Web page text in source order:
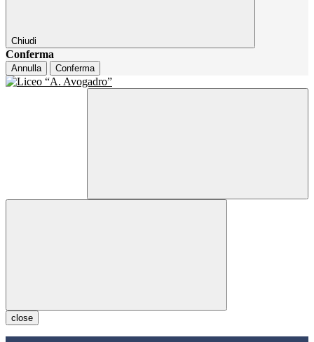
Chiudi
Conferma
Annulla Conferma
close